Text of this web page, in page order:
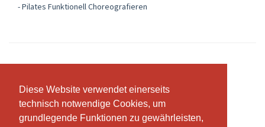
Diese Website verwendet einerseits
technisch notwendige Cookies, um
grundlegende Funktionen zu gewährleisten,
Diese Website verwendet einerseits
technisch notwendige Cookies, um
grundlegende Funktionen zu gewährleisten,
- Pilates Funktionell Choreografieren
Abonnemente & Preise